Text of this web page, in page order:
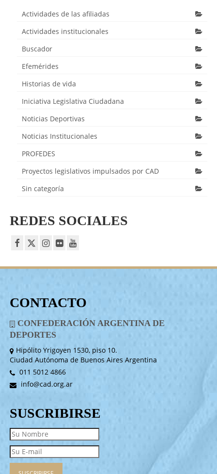
Actividades de las afiliadas
Actividades institucionales
Buscador
Efemérides
Historias de vida
Iniciativa Legislativa Ciudadana
Noticias Deportivas
Noticias Institucionales
PROFEDES
Proyectos legislativos impulsados por CAD
Sin categoría
REDES SOCIALES
CONTACTO
CONFEDERACIÓN ARGENTINA DE
DEPORTES
Hipólito Yrigoyen 1530, piso 10.
Ciudad Autónoma de Buenos Aires Argentina
011 5012 4866
info@cad.org.ar
SUSCRIBIRSE